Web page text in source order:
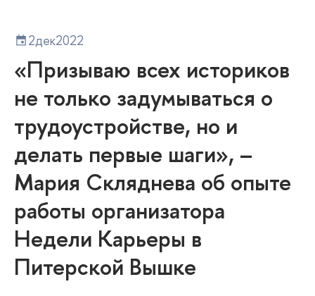
2дек2022
«Призываю всех историков
не только задумываться о
трудоустройстве, но и
делать первые шаги», –
Мария Скляднева об опыте
работы организатора
Недели Карьеры в
Питерской Вышке